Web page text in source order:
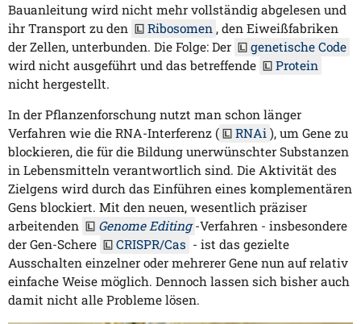
Bauanleitung wird nicht mehr vollständig abgelesen und
ihr Transport zu den
Ribosomen , den Eiweißfabriken
der Zellen, unterbunden. Die Folge: Der
genetische Code
wird nicht ausgeführt und das betreffende
Protein
nicht hergestellt.
In der Pflanzenforschung nutzt man schon länger
Verfahren wie die RNA-Interferenz (
RNAi ), um Gene zu
blockieren, die für die Bildung unerwünschter Substanzen
in Lebensmitteln verantwortlich sind. Die Aktivität des
Zielgens wird durch das Einführen eines komplementären
Gens blockiert. Mit den neuen, wesentlich präziser
arbeitenden
Genome Editing -Verfahren - insbesondere
der Gen-Schere
CRISPR/Cas - ist das gezielte
Ausschalten einzelner oder mehrerer Gene nun auf relativ
einfache Weise möglich. Dennoch lassen sich bisher auch
damit nicht alle Probleme lösen.